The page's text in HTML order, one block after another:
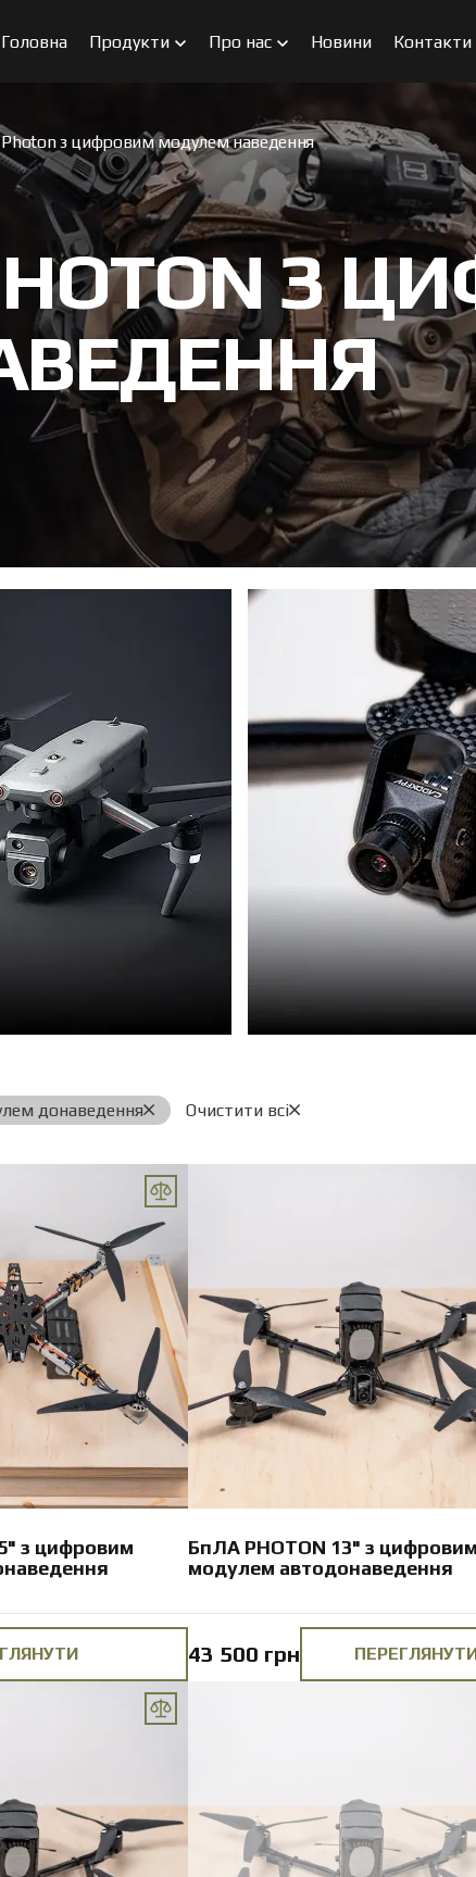
Головна Продукти Про нас Новини Контакти
з цифровим модулем наведення
З
FPV
ДРОНИ
PHOTON
донаведення Очистити всі
з цифровим
БпЛА PHOTON 13" з цифровим
модулем автодонаведення
43 500 грн